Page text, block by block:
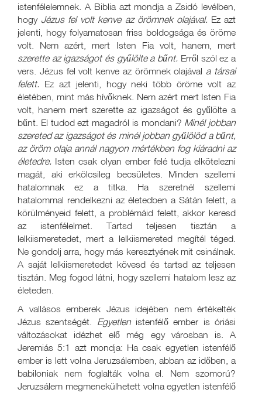
istenfélelemnek. A Biblia azt mondja a Zsidó levélben,
hogy Jézus fel volt kenve az örömnek olajával. Ez azt
jelenti, hogy folyamatosan friss boldogsága és öröme
volt. Nem azért, mert Isten Fia volt, hanem, mert
szerette az igazságot és gyűlölte a bűnt. Erről szól ez a
vers. Jézus fel volt kenve az örömnek olajával a társai
felett. Ez azt jelenti, hogy neki több öröme volt az
életében, mint más hívőknek. Nem azért mert Isten Fia
volt, hanem mert szerette az igazságot és gyűlölte a
bűnt. El tudod ezt magadról is mondani? Minél jobban
szereted az igazságot és minél jobban gyűlölöd a bűnt,
az öröm olaja annál nagyon mértékben fog kiáradni az
életedre. Isten csak olyan ember felé tudja elkötelezni
magát, aki erkölcsileg becsületes. Minden szellemi
hatalomnak ez a titka. Ha szeretnél szellemi
hatalommal rendelkezni az életedben a Sátán felett, a
körülményeid felett, a problémáid felett, akkor keresd
az istenfélelmet. Tartsd teljesen tisztán a
lelkiismeretedet, mert a lelkiismereted megítél téged.
Ne gondolj arra, hogy más keresztyének mit csinálnak.
A saját lelkiismeretedet kövesd és tartsd az teljesen
tisztán. Meg fogod látni, hogy szellemi hatalom lesz az
életeden.
A vallásos emberek Jézus idejében nem értékelték
Jézus szentségét. Egyetlenistenfélő ember is óriási
változásokat idézhet elő még egy városban is. A
Jeremiás 5:1 azt mondja: Ha csak egyetlen istenfélő
ember is lett volna Jeruzsálemben, abban az időben, a
babiloniak nem foglalták volna el. Nem szomorú?
Jeruzsálem megmenekülhetett volna egyetlen istenfélő